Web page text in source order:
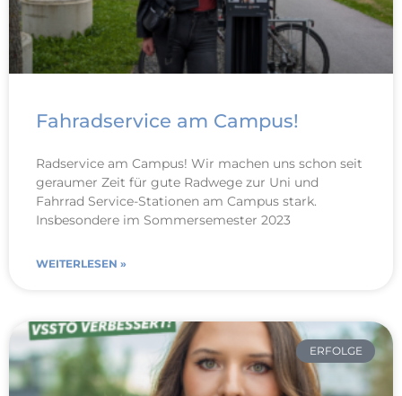
Fahradservice am Campus!
Radservice am Campus! Wir machen uns schon seit
geraumer Zeit für gute Radwege zur Uni und
Fahrrad Service-Stationen am Campus stark.
Insbesondere im Sommersemester 2023
WEITERLESEN »
ERFOLGE